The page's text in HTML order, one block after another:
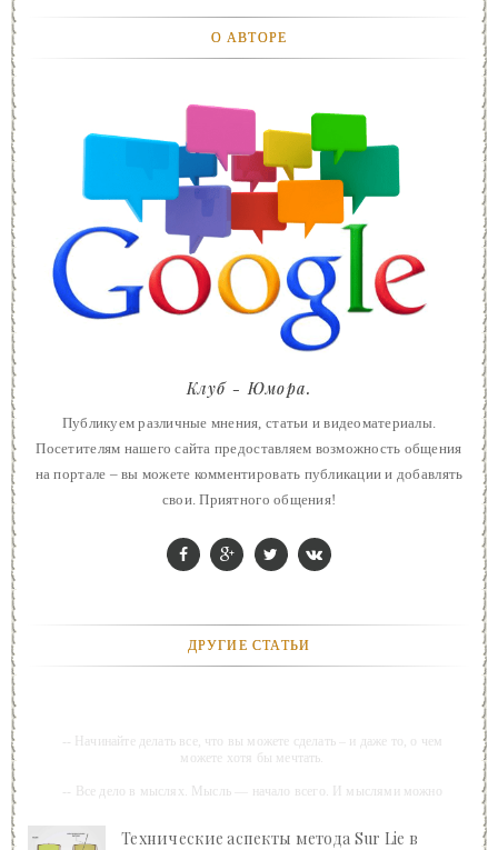
О АВТОРЕ
Клуб - Юмора.
Публикуем различные мнения, статьи и видеоматериалы.
Посетителям нашего сайта предоставляем возможность общения
на портале – вы можете комментировать публикации и добавлять
свои. Приятного общения!
ДРУГИЕ СТАТЬИ
-- Начинайте делать все, что вы можете сделать – и даже то, о чем
можете хотя бы мечтать.
-- Все дело в мыслях. Мысль — начало всего. И мыслями можно
Технические аспекты метода Sur Lie в